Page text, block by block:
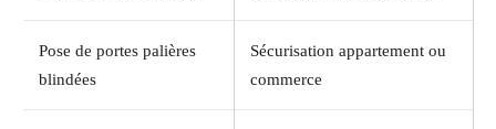
Pose de portes palières
blindées
Sécurisation appartement ou
commerce